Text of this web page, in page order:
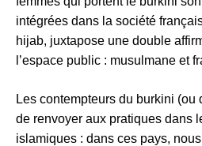
intégrées dans la société
hijab, juxtapose une double
l’espace public : musulmane et
Les contempteurs du burkini (ou
de renvoyer aux pratiques dans
islamiques : dans ces pays,